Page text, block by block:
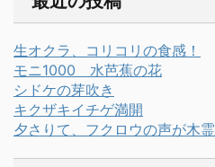
生オクラ、コリコリの食感！
モニ1000 水芭蕉の花
シドケの芽吹き
キクザキイチゲ満開
夕さりて、フクロウの声が木